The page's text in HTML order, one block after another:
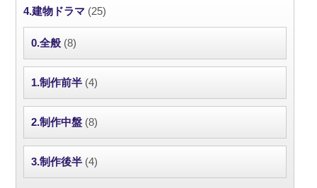
4.建物ドラマ (25)
0.全般 (8)
1.制作前半 (4)
2.制作中盤 (8)
3.制作後半 (4)